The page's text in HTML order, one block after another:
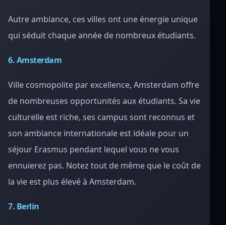
Autre ambiance, ces villes ont une énergie unique
qui séduit chaque année de nombreux étudiants.
6. Amsterdam
Ville cosmopolite par excellence, Amsterdam offre
de nombreuses opportunités aux étudiants. Sa vie
culturelle est riche, ses campus sont reconnus et
son ambiance internationale est idéale pour un
séjour Erasmus pendant lequel vous ne vous
ennuierez pas. Notez tout de même que le coût de
la vie est plus élevé à Amsterdam.
7. Berlin